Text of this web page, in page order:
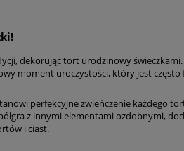
dekorując tort urodzinowy
moment uroczystości, który jest
perfekcyjne zwieńczenie każdego
z innymi elementami ozdobnymi,
i ciast.